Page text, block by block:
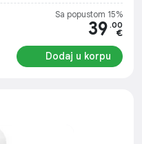
Sa popustom 15%
39 .00
€
Dodaj u korpu